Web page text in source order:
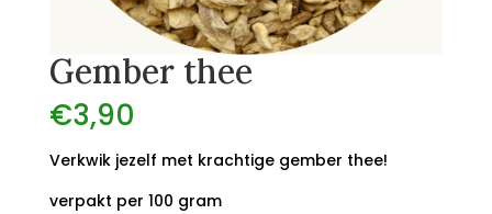
Gember thee
€3,90
Verkwik jezelf met krachtige gember thee!
verpakt per 100 gram